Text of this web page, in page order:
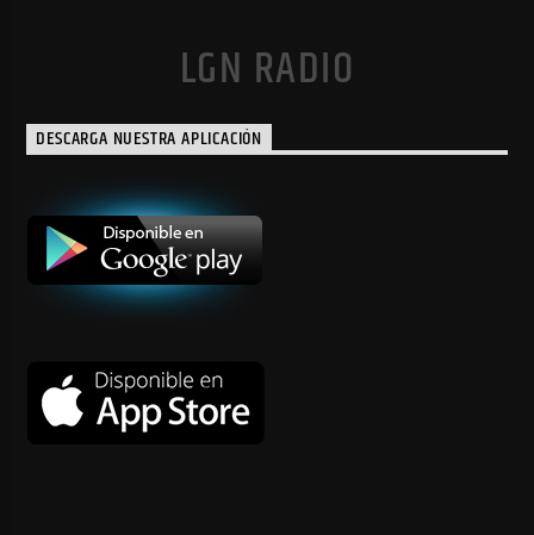
LGN RADIO
DESCARGA NUESTRA APLICACIÓN